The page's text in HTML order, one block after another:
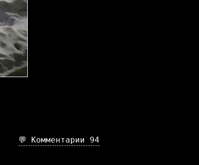
💬 Комментарии 94